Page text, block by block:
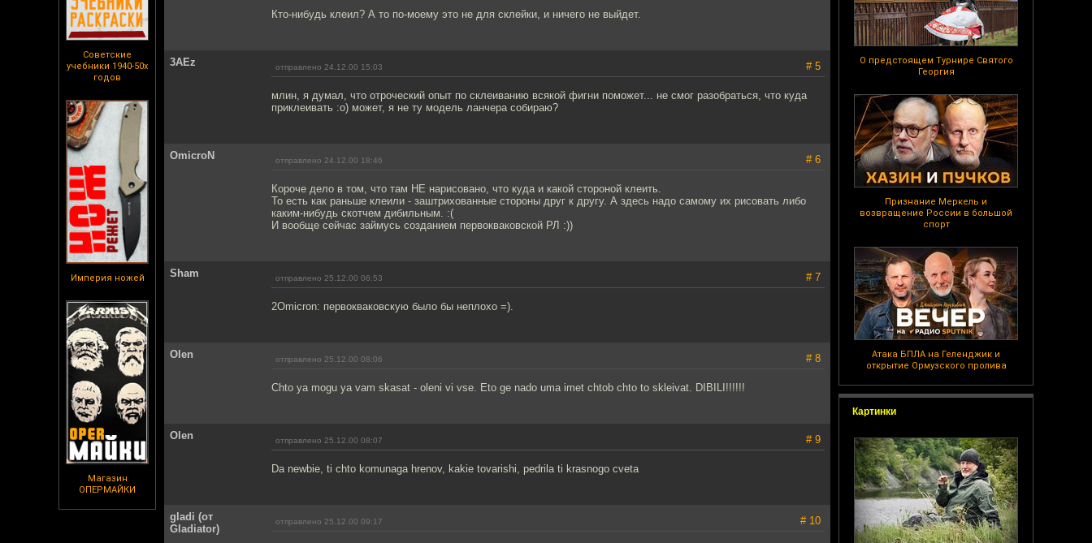
Советские
учебники 1940-50х
годов
Империя ножей
Магазин
ОПЕРМАЙКИ
О предстоящем Турнире Святого
Георгия
Признание Меркель и
возвращение России в большой
спорт
Атака БПЛА на Геленджик и
открытие Ормузского пролива
Картинки
Кто-нибудь клеил? А то по-моему это не для склейки, и ничего не выйдет.
3AEz отправлено 24.12.00 15:03 # 5
млин, я думал, что отроческий опыт по склеиванию всякой фигни поможет... не смог разобраться, что куда
приклеивать :о) может, я не ту модель ланчера собираю?
OmicroN отправлено 24.12.00 18:46 # 6
Короче дело в том, что там НЕ нарисовано, что куда и какой стороной клеить.
То есть как раньше клеили - заштрихованные стороны друг к другу. А здесь надо самому их рисовать либо
каким-нибудь скотчем дибильным. :(
И вообще сейчас займусь созданием первокваковской РЛ :))
Sham отправлено 25.12.00 06:53 # 7
2Omicron: первокваковскую было бы неплохо =).
Olen отправлено 25.12.00 08:06 # 8
Chto ya mogu ya vam skasat - oleni vi vse. Eto ge nado uma imet chtob chto to skleivat. DIBILI!!!!!!
Olen отправлено 25.12.00 08:07 # 9
Da newbie, ti chto komunaga hrenov, kakie tovarishi, pedrila ti krasnogo cveta
gladi (от
Gladiator)
отправлено 25.12.00 09:17 # 10